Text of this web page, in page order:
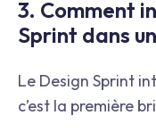
3. Comment
Sprint dans
Le Design Sprint
c’est la première